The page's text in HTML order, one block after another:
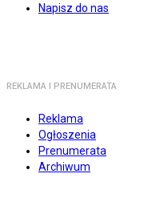
Napisz do nas
REKLAMA I PRENUMERATA
Reklama
Ogłoszenia
Prenumerata
Archiwum